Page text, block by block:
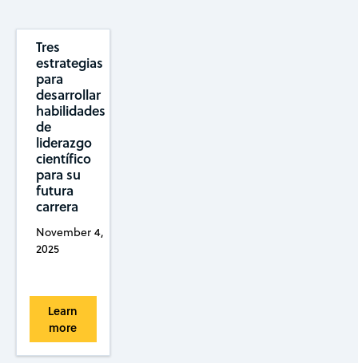
Tres
estrategias
para
desarrollar
habilidades
de
liderazgo
científico
para su
futura
carrera
November 4,
2025
Learn
more